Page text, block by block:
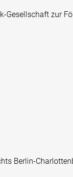
Gesellschaft zur
Berlin-